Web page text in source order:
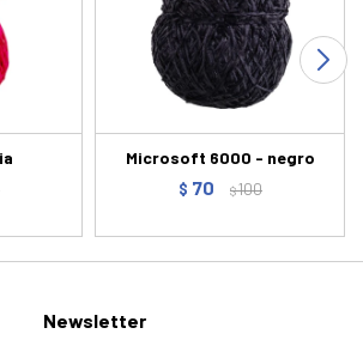
Microsoft 6000 - negro
$ 70 $100
Newsletter